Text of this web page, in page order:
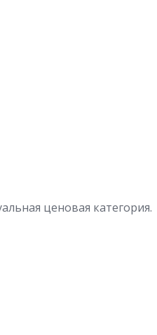
ценовая категория.